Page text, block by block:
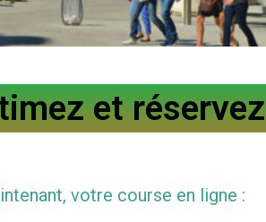
et réservez
votre course en ligne :